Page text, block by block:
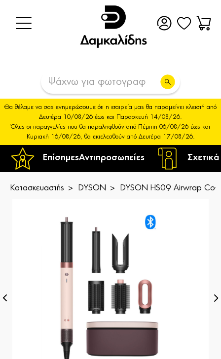
ΕπίσημεςΑντιπροσωπείες
Θα θέλαμε να σας ενημερώσουμε ότι η εταιρεία μας θα παραμείνει κλειστή από
Δευτέρα 10/08/26 έως και Παρασκευή 14/08/26.
Όλες οι παραγγελίες που θα παραληφθούν από Πέμπτη 06/08/26 έως και
Κυριακή 16/08/26, θα εκτελεσθούν από Δευτέρα 17/08/26.
Κατασκευαστής DYSON DYSON HS09 Airwrap Co-